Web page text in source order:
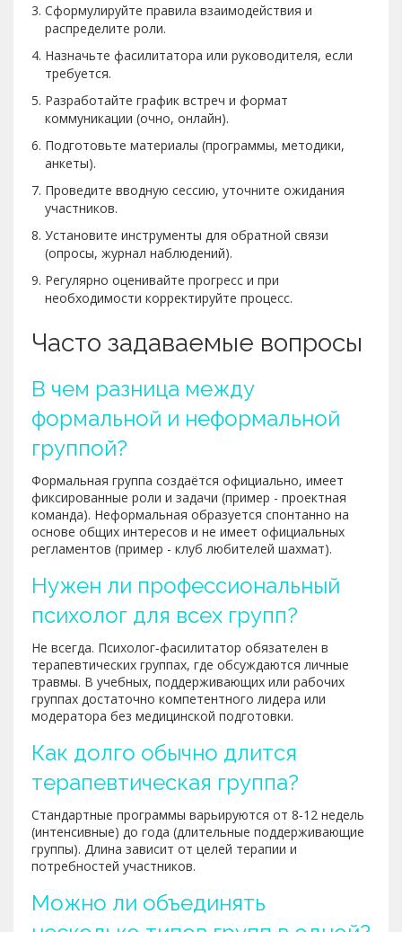
Сформулируйте правила взаимодействия и
распределите роли.
Назначьте фасилитатора или руководителя, если
требуется.
Разработайте график встреч и формат
коммуникации (очно, онлайн).
Подготовьте материалы (программы, методики,
анкеты).
Проведите вводную сессию, уточните ожидания
участников.
Установите инструменты для обратной связи
(опросы, журнал наблюдений).
Регулярно оценивайте прогресс и при
необходимости корректируйте процесс.
Часто задаваемые вопросы
В чем разница между
формальной и неформальной
группой?
Формальная группа создаётся официально, имеет
фиксированные роли и задачи (пример - проектная
команда). Неформальная образуется спонтанно на
основе общих интересов и не имеет официальных
регламентов (пример - клуб любителей шахмат).
Нужен ли профессиональный
психолог для всех групп?
Не всегда. Психолог‑фасилитатор обязателен в
терапевтических группах, где обсуждаются личные
травмы. В учебных, поддерживающих или рабочих
группах достаточно компетентного лидера или
модератора без медицинской подготовки.
Как долго обычно длится
терапевтическая группа?
Стандартные программы варьируются от 8‑12 недель
(интенсивные) до года (длительные поддерживающие
группы). Длина зависит от целей терапии и
потребностей участников.
Можно ли объединять